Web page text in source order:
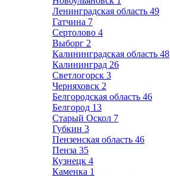
Ленинградская область 49
Гатчина 7
Сертолово 4
Выборг 2
Калининградская область 48
Калининград 26
Светлогорск 3
Черняховск 2
Белгородская область 46
Белгород 13
Старый Оскол 7
Губкин 3
Пензенская область 46
Пенза 35
Кузнецк 4
Каменка 1